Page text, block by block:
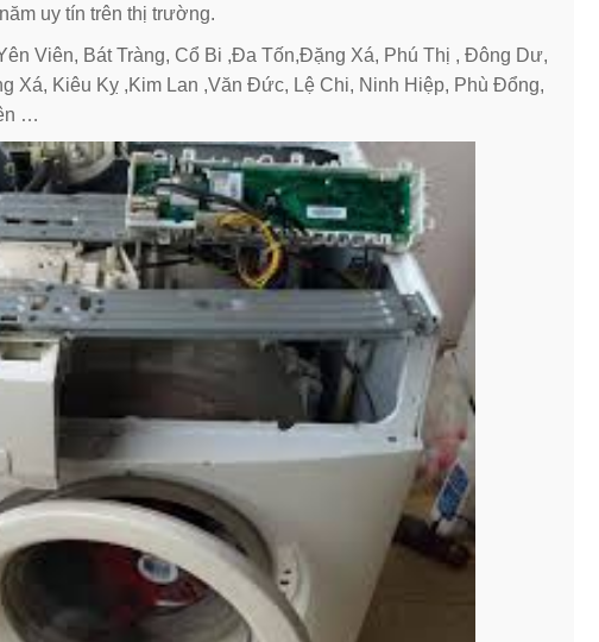
uy tín trên thị trường.
Viên, Bát Tràng, Cổ Bi ,Đa Tốn,Đặng Xá, Phú Thị , Đông Dư,
Xá, Kiêu Kỵ ,Kim Lan ,Văn Đức, Lệ Chi, Ninh Hiệp, Phù Đổng,
…